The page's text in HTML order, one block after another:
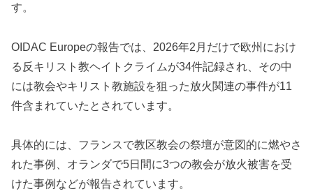
す。
OIDAC Europeの報告では、2026年2月だけで欧州におけ
る反キリスト教ヘイトクライムが34件記録され、その中
には教会やキリスト教施設を狙った放火関連の事件が11
件含まれていたとされています。
具体的には、フランスで教区教会の祭壇が意図的に燃やさ
れた事例、オランダで5日間に3つの教会が放火被害を受
けた事例などが報告されています。